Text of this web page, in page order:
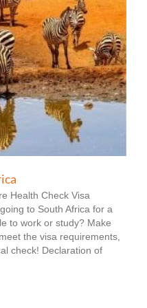
Health Check Visa
to South Africa for a
to work or study? Make
the visa requirements,
check! Declaration of